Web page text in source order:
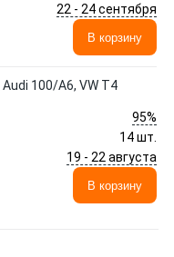
22 - 24 сентября
В корзину
100/A6, VW T4
95%
14 шт.
19 - 22 августа
В корзину